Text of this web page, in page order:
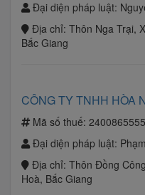
Đại diện pháp luật:
Địa chỉ: Thôn Nga Trại,
Bắc Giang
CÔNG TY TNHH HÒA
Mã số thuế: 2400865555
Đại diện pháp luật:
Địa chỉ: Thôn Đồng
Hoà, Bắc Giang